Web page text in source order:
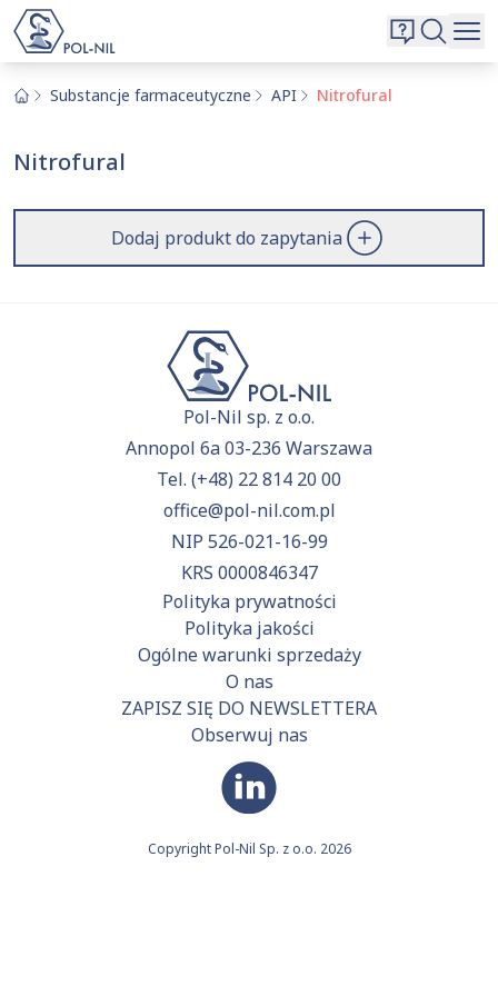
Kontakt
Substancje farmaceutyczne API Nitrofural
Nitrofural
Dodaj produkt do zapytania
Pol-Nil sp. z o.o.
Annopol 6a 03-236 Warszawa
Tel. (+48) 22 814 20 00
office@pol-nil.com.pl
NIP 526-021-16-99
KRS 0000846347
Polityka prywatności
Polityka jakości
Ogólne warunki sprzedaży
O nas
ZAPISZ SIĘ DO NEWSLETTERA
Obserwuj nas
Copyright Pol-Nil Sp. z o.o. 2026
Wybrane surowce i substancje
Przejdź doofertyi dodaj surowce, o których chcesz
dowiedzieć się więcej.
Wyszukiwarka
Szukaj